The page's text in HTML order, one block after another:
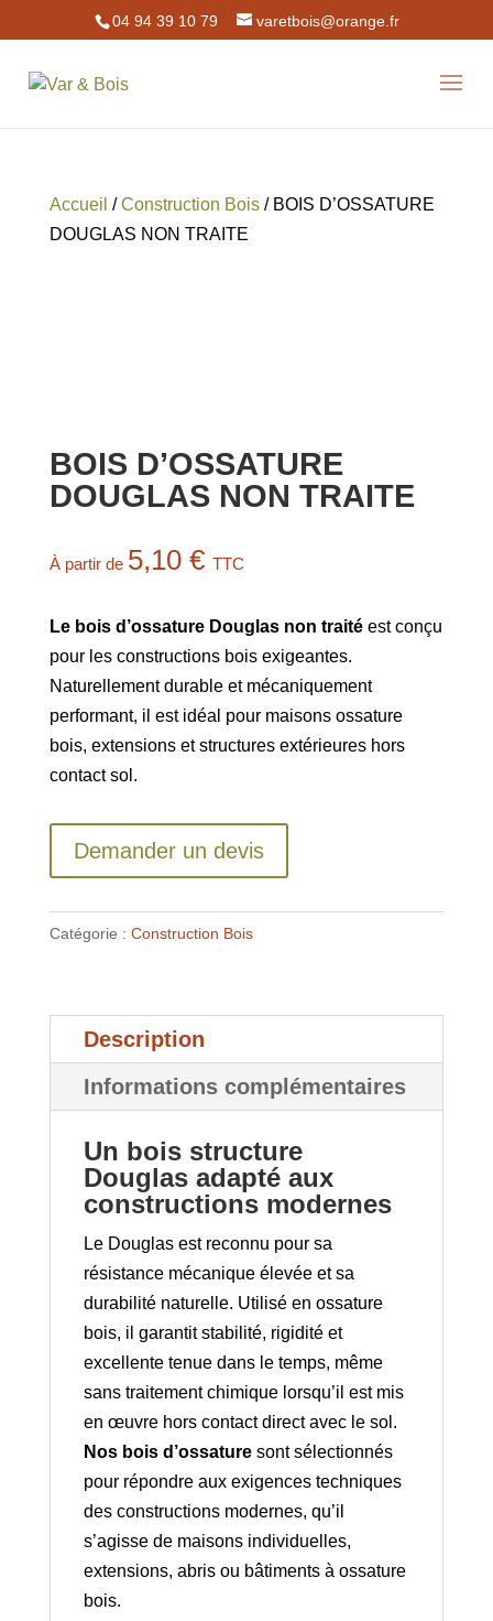
04 94 39 10 79 varetbois@orange.fr
Accueil /Construction Bois/ BOIS D’OSSATURE
DOUGLAS NON TRAITE
BOIS D’OSSATURE
DOUGLAS NON TRAITE
À partir de 5,10 € TTC
Le bois d’ossature Douglas non traitéest conçu
pour les constructions bois exigeantes.
Naturellement durable et mécaniquement
performant, il est idéal pour maisons ossature
bois, extensions et structures extérieures hors
contact sol.
Demander un devis
Catégorie : Construction Bois
Description
Informations complémentaires
Un bois structure
Douglas adapté aux
constructions modernes
Le Douglas est reconnu pour sa
résistance mécanique élevée et sa
durabilité naturelle. Utilisé en ossature
bois, il garantit stabilité, rigidité et
excellente tenue dans le temps, même
sans traitement chimique lorsqu’il est mis
en œuvre hors contact direct avec le sol.
Nos bois d’ossaturesont sélectionnés
pour répondre aux exigences techniques
des constructions modernes, qu’il
s’agisse de maisons individuelles,
extensions, abris ou bâtiments à ossature
bois.